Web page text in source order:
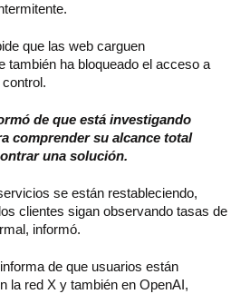
que las web carguen
también ha bloqueado el acceso a
de que está investigando
comprender su alcance total
una solución.
se están restableciendo,
clientes sigan observando tasas de
informó.
de que usuarios están
la red X y también en OpenAI,